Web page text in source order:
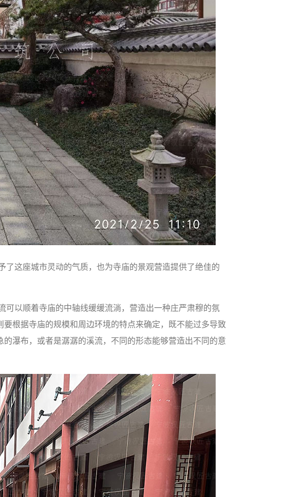
这座城市灵动的气质，也为寺庙的景观营造提供了绝佳的
以顺着寺庙的中轴线缓缓流淌，营造出一种庄严肃穆的氛
根据寺庙的规模和周边环境的特点来确定，既不能过多导致
瀑布，或者是潺潺的溪流，不同的形态能够营造出不同的意